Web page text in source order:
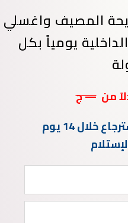
المصيف واغسلي
يومياً بكل
من— ج
خلال 14 يوم